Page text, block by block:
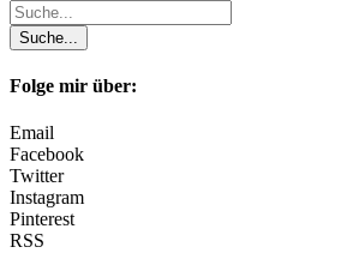
Folge mir über:
Email
Facebook
Twitter
Instagram
Pinterest
RSS